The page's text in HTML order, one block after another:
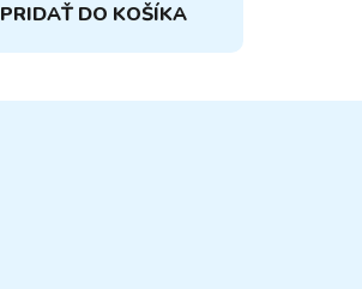
PRIDAŤ DO KOŠÍKA